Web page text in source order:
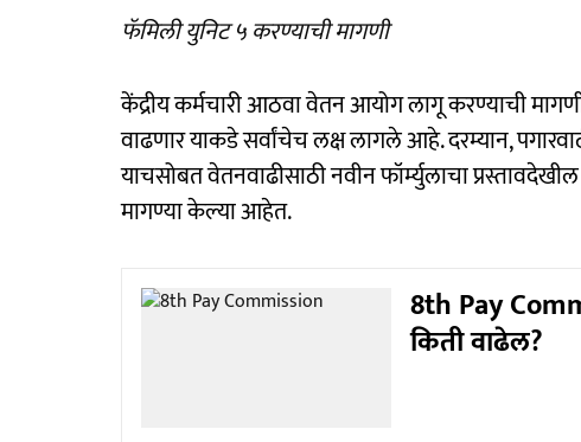
फॅमिली युनिट ५ करण्याची मागणी
केंद्रीय कर्मचारी आठवा वेतन आयोग लागू करण्याची
वाढणार याकडे सर्वांचेच लक्ष लागले आहे. दरम्यान,
याचसोबत वेतनवाढीसाठी नवीन फॉर्म्युलाचा
मागण्या केल्या आहेत.
8th Pay
किती वाढेल?